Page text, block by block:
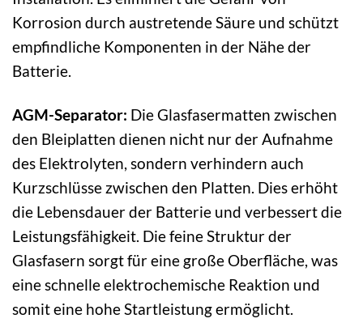
Korrosion durch austretende Säure und schützt
empfindliche Komponenten in der Nähe der
Batterie.
AGM-Separator: Die Glasfasermatten zwischen
den Bleiplatten dienen nicht nur der Aufnahme
des Elektrolyten, sondern verhindern auch
Kurzschlüsse zwischen den Platten. Dies erhöht
die Lebensdauer der Batterie und verbessert die
Leistungsfähigkeit. Die feine Struktur der
Glasfasern sorgt für eine große Oberfläche, was
eine schnelle elektrochemische Reaktion und
somit eine hohe Startleistung ermöglicht.